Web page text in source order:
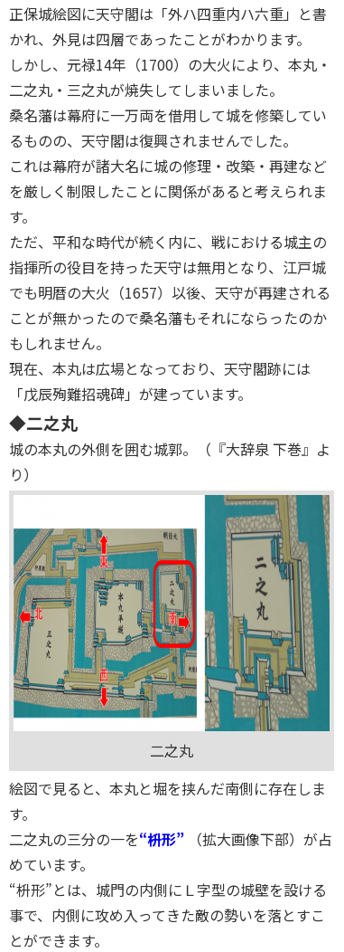
正保城絵図に天守閣は「外ハ四重内ハ六重」と書
かれ、外見は四層であったことがわかります。
しかし、元禄14年（1700）の大火により、本丸・
二之丸・三之丸が焼失してしまいました。
桑名藩は幕府に一万両を借用して城を修築してい
るものの、天守閣は復興されませんでした。
これは幕府が諸大名に城の修理・改築・再建など
を厳しく制限したことに関係があると考えられま
す。
ただ、平和な時代が続く内に、戦における城主の
指揮所の役目を持った天守は無用となり、江戸城
でも明暦の大火（1657）以後、天守が再建される
ことが無かったので桑名藩もそれにならったのか
もしれません。
現在、本丸は広場となっており、天守閣跡には
「戊辰殉難招魂碑」が建っています。
◆二之丸
城の本丸の外側を囲む城郭。（『大辞泉 下巻』よ
り）
二之丸
絵図で見ると、本丸と堀を挟んだ南側に存在しま
す。
二之丸の三分の一を“枡形” （拡大画像下部）が占
めています。
“枡形”とは、城門の内側にＬ字型の城壁を設ける
事で、内側に攻め入ってきた敵の勢いを落とすこ
とができます。